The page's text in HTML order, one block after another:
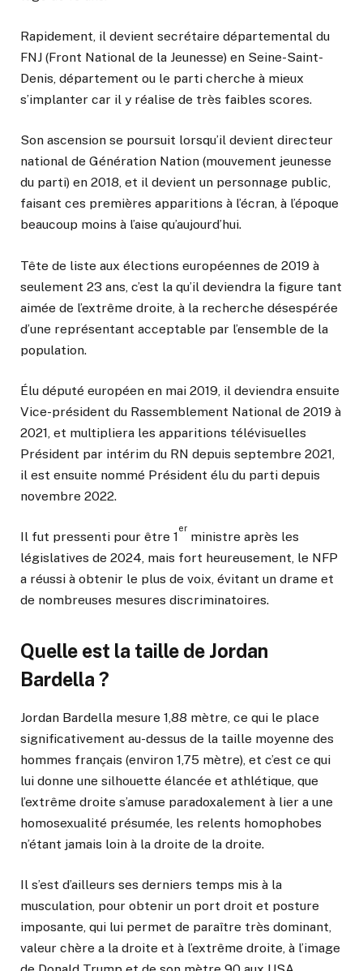
Rapidement, il devient secrétaire départemental du
FNJ (Front National de la Jeunesse) en Seine-Saint-
Denis, département ou le parti cherche à mieux
s’implanter car il y réalise de très faibles scores.
Son ascension se poursuit lorsqu’il devient directeur
national de Génération Nation (mouvement jeunesse
du parti) en 2018, et il devient un personnage public,
faisant ces premières apparitions à l’écran, à l’époque
beaucoup moins à l’aise qu’aujourd’hui.
Tête de liste aux élections européennes de 2019 à
seulement 23 ans, c’est la qu’il deviendra la figure tant
aimée de l’extrême droite, à la recherche désespérée
d’une représentant acceptable par l’ensemble de la
population.
Élu député européen en mai 2019, il deviendra ensuite
Vice-président du Rassemblement National de 2019 à
2021, et multipliera les apparitions télévisuelles
Président par intérim du RN depuis septembre 2021,
il est ensuite nommé Président élu du parti depuis
novembre 2022.
Il fut pressenti pour être 1
er
ministre après les
législatives de 2024, mais fort heureusement, le NFP
a réussi à obtenir le plus de voix, évitant un drame et
de nombreuses mesures discriminatoires.
Quelle est la taille de Jordan
Bardella ?
Jordan Bardella mesure 1,88 mètre, ce qui le place
significativement au-dessus de la taille moyenne des
hommes français (environ 1,75 mètre), et c’est ce qui
lui donne une silhouette élancée et athlétique, que
l’extrême droite s’amuse paradoxalement à lier a une
homosexualité présumée, les relents homophobes
n’étant jamais loin à la droite de la droite.
Il s’est d’ailleurs ses derniers temps mis à la
musculation, pour obtenir un port droit et posture
imposante, qui lui permet de paraître très dominant,
valeur chère a la droite et à l’extrême droite, à l’image